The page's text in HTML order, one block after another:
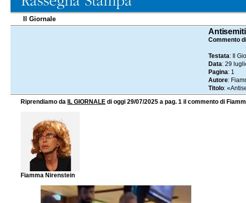
Il Giornale
Commento
Testata: Il
Data: 29
Pagina: 1
Autore:
Titolo:
Riprendiamo da IL GIORNALE di oggi 29/07/2025 a pag. 1 il commento di
Fiamma Nirenstein